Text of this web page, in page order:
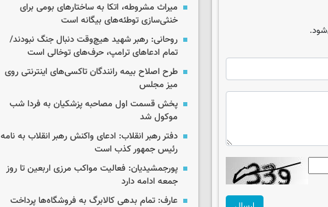
میراث مشروطه، اتکا به ساختارهای بومی برای
خنثی‌سازی توطئه‌های بیگانه است
روحانی: رهبر شهید هیچ‌وقت دنبال جنگ نبودند/
تمام ادعاهای ترامپ، حرف‌های توخالی است
طرح اصلاح بیمه رانندگان تاکسی‌های اینترنتی روی
میز مجلس
پخش قسمت اول مصاحبه پزشکیان به فردا شب
موکول شد
دفتر رهبر انقلاب: ادعای واکنش رهبر انقلاب به نامه
رئیس جمهور کذب است
پورجمشیدیان: فعالیت مواکب مرزی اربعین تا روز
جمعه ادامه دارد
عارف: تمام بدهی کالابرگ به فروشگاه‌ها پرداخت